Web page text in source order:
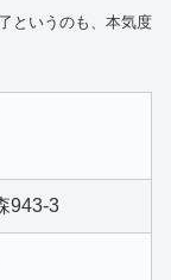
というのも、本気度
943-3